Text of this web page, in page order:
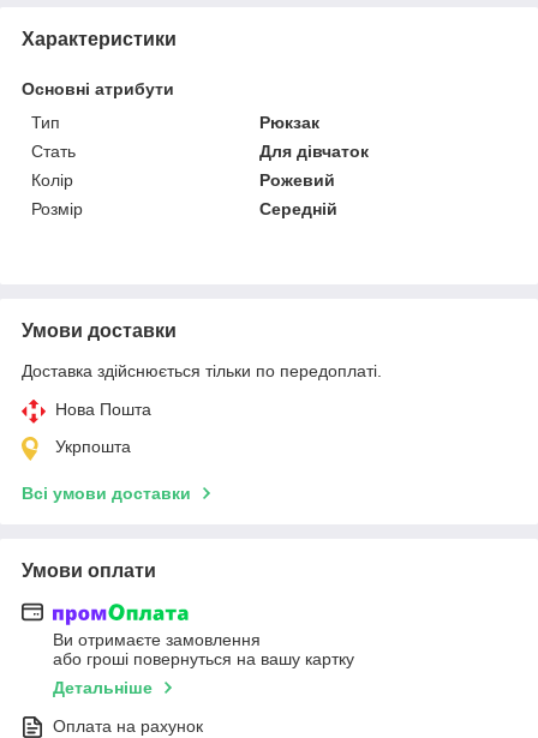
Характеристики
Основні атрибути
Тип
Рюкзак
Стать
Для дівчаток
Колір
Рожевий
Розмір
Середній
Умови доставки
Доставка здійснюється тільки по передоплаті.
Нова Пошта
Укрпошта
Всі умови доставки
Умови оплати
Ви отримаєте замовлення
або гроші повернуться на вашу картку
Детальніше
Оплата на рахунок